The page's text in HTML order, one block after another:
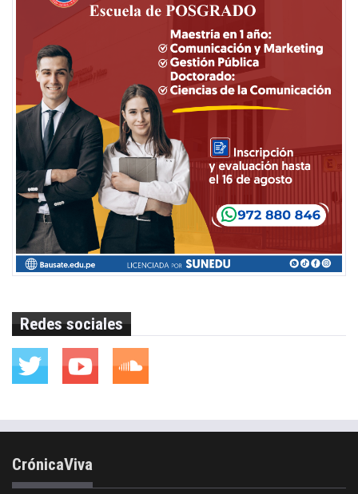
Redes sociales
CrónicaViva